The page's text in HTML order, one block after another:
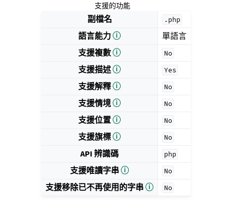
支援的功能
副檔名 .php
語言能力ⓘ
單語言
支援複數ⓘ No
支援描述ⓘ Yes
支援解釋ⓘ No
支援情境ⓘ No
支援位置ⓘ No
支援旗標ⓘ No
API 辨識碼 php
支援唯讀字串ⓘ No
支援移除已不再使用的字串ⓘ No